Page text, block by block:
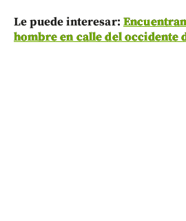
Le puede interesar:
hombre en calle del occidente